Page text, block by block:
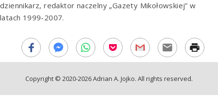
dziennikarz, redaktor naczelny „Gazety Mikołowskiej” w
latach 1999-2007.
Copyright © 2020-2026 Adrian A. Jojko. All rights reserved.